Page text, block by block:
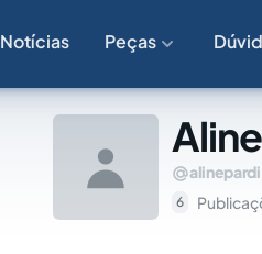
Notícias Peças
alinepardi
6